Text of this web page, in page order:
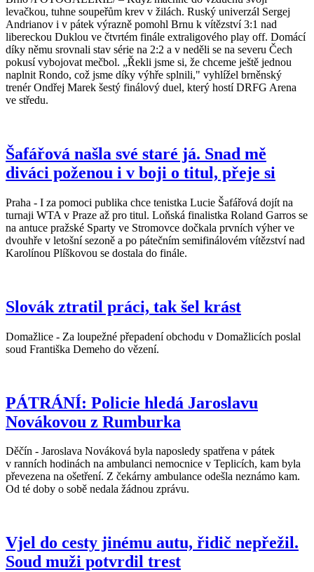
levačkou, tuhne soupeřům krev v žilách. Ruský univerzál Sergej
Andrianov i v pátek výrazně pomohl Brnu k vítězství 3:1 nad
libereckou Duklou ve čtvrtém finále extraligového play off. Domácí
díky němu srovnali stav série na 2:2 a v neděli se na severu Čech
pokusí vybojovat mečbol. „Řekli jsme si, že chceme ještě jednou
naplnit Rondo, což jsme díky výhře splnili," vyhlížel brněnský
trenér Ondřej Marek šestý finálový duel, který hostí DRFG Arena
ve středu.
Šafářová našla své staré já. Snad mě
diváci poženou i v boji o titul, přeje si
Praha - I za pomoci publika chce tenistka Lucie Šafářová dojít na
turnaji WTA v Praze až pro titul. Loňská finalistka Roland Garros se
na antuce pražské Sparty ve Stromovce dočkala prvních výher ve
dvouhře v letošní sezoně a po pátečním semifinálovém vítězství nad
Karolínou Plíškovou se dostala do finále.
Slovák ztratil práci, tak šel krást
Domažlice - Za loupežné přepadení obchodu v Domažlicích poslal
soud Františka Demeho do vězení.
PÁTRÁNÍ: Policie hledá Jaroslavu
Novákovou z Rumburka
Děčín - Jaroslava Nováková byla naposledy spatřena v pátek
v ranních hodinách na ambulanci nemocnice v Teplicích, kam byla
převezena na ošetření. Z čekárny ambulance odešla neznámo kam.
Od té doby o sobě nedala žádnou zprávu.
Vjel do cesty jinému autu, řidič nepřežil.
Soud muži potvrdil trest